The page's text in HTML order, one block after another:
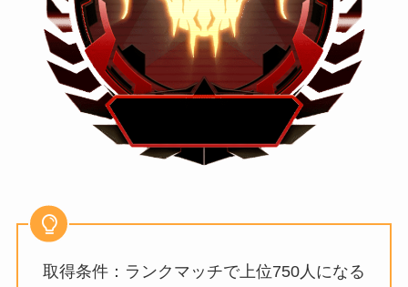
取得条件：ランクマッチで上位750人になる